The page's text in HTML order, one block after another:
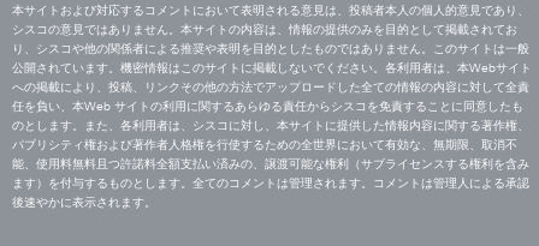
本サイトおよび対応するコメントにおいて表明される意見は、投稿者本人の個人的意見であり、
シスコの意見ではありません。本サイトの内容は、情報の提供のみを目的として掲載されてお
り、シスコや他の関係者による推奨や表明を目的としたものではありません。このサイトは一般
公開されています。機密情報はこのサイトに掲載しないでください。各利用者は、本Webサイト
への掲載により、投稿、リンクその他の方法でアップロードした全ての情報の内容に対して全責
任を負い、本Web サイトの利用に関するあらゆる責任からシスコを免責することに同意したも
のとします。また、各利用者は、シスコに対し、本サイトに提供した情報内容に関する著作権、
パブリシティ権および著作者人格権を行使するための全世界において有効な、無期限、取消不
能、使用料無料且つ許諾料全額支払い済みの、譲渡可能な権利（サブライセンスする権利を含み
ます）を付与するものとします。全てのコメントは管理されます。コメントは管理人による承認
後速やかに表示されます。